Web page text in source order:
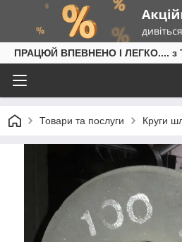
ПРАЦЮЙ ВПЕВНЕНО І ЛЕГКО.... з
Товари та послуги Круги